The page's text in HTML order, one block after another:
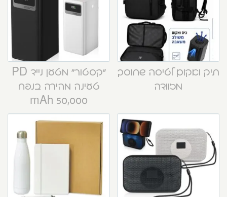
תיק ואקום לטיסה שחוסך
מזוודה
“קסטור” מטען נייד PD
טעינה מהירה בנפח
50,000 mAh